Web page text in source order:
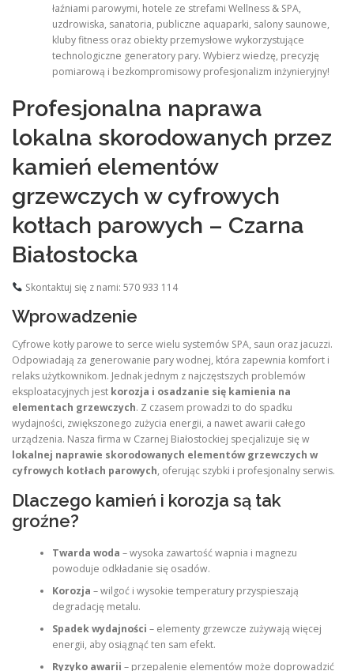
łaźniami parowymi, hotele ze strefami Wellness & SPA,
uzdrowiska, sanatoria, publiczne aquaparki, salony saunowe,
kluby fitness oraz obiekty przemysłowe wykorzystujące
technologiczne generatory pary. Wybierz wiedzę, precyzję
pomiarową i bezkompromisowy profesjonalizm inżynieryjny!
Profesjonalna naprawa
lokalna skorodowanych przez
kamień elementów
grzewczych w cyfrowych
kotłach parowych – Czarna
Białostocka
Skontaktuj się z nami: 570 933 114
Wprowadzenie
Cyfrowe kotły parowe to serce wielu systemów SPA, saun oraz jacuzzi.
Odpowiadają za generowanie pary wodnej, która zapewnia komfort i
relaks użytkownikom. Jednak jednym z najczęstszych problemów
eksploatacyjnych jest korozja i osadzanie się kamienia na
elementach grzewczych. Z czasem prowadzi to do spadku
wydajności, zwiększonego zużycia energii, a nawet awarii całego
urządzenia. Nasza firma w Czarnej Białostockiej specjalizuje się w
lokalnej naprawie skorodowanych elementów grzewczych w
cyfrowych kotłach parowych, oferując szybki i profesjonalny serwis.
Dlaczego kamień i korozja są tak
groźne?
Twarda woda – wysoka zawartość wapnia i magnezu
powoduje odkładanie się osadów.
Korozja – wilgoć i wysokie temperatury przyspieszają
degradację metalu.
Spadek wydajności – elementy grzewcze zużywają więcej
energii, aby osiągnąć ten sam efekt.
Ryzyko awarii – przepalenie elementów może doprowadzić